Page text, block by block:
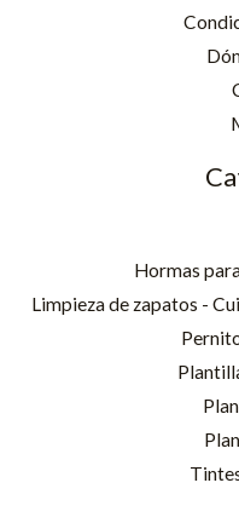
Hormas
Limpieza de zapatos -